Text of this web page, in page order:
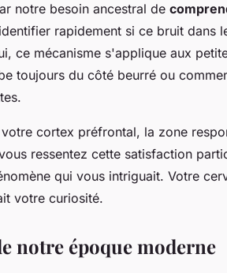
notre besoin ancestral de
rapidement si ce bruit dans
ce mécanisme s'applique aux
toujours du côté beurré ou
cortex préfrontal, la zone
ressentez cette satisfaction
qui vous intriguait. Votre
votre curiosité.
notre époque moderne